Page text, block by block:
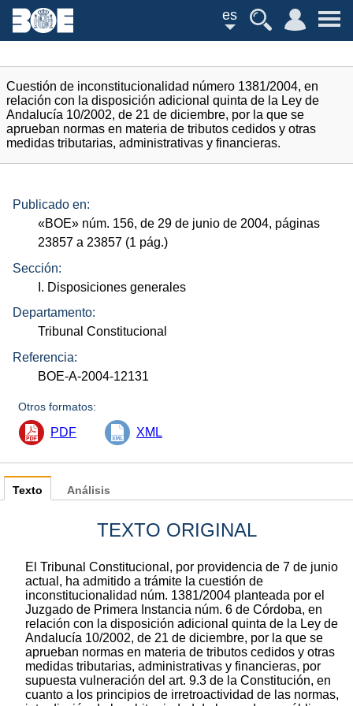
es
Cuestión de inconstitucionalidad número 1381/2004, en
relación con la disposición adicional quinta de la Ley de
Andalucía 10/2002, de 21 de diciembre, por la que se
aprueban normas en materia de tributos cedidos y otras
medidas tributarias, administrativas y financieras.
Publicado en:
«BOE» núm. 156, de 29 de junio de 2004, páginas
23857 a 23857 (1 pág.)
Sección:
I. Disposiciones generales
Departamento:
Tribunal Constitucional
Referencia:
BOE-A-2004-12131
Otros formatos:
PDF XML
Texto
TEXTO ORIGINAL
El Tribunal Constitucional, por providencia de 7 de junio
actual, ha admitido a trámite la cuestión de
inconstitucionalidad núm. 1381/2004 planteada por el
Juzgado de Primera Instancia núm. 6 de Córdoba, en
relación con la disposición adicional quinta de la Ley de
Andalucía 10/2002, de 21 de diciembre, por la que se
aprueban normas en materia de tributos cedidos y otras
medidas tributarias, administrativas y financieras, por
supuesta vulneración del art. 9.3 de la Constitución, en
cuanto a los principios de irretroactividad de las normas,
Análisis